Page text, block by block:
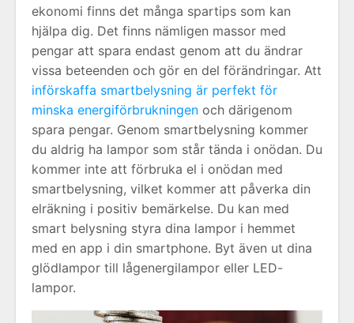
ekonomi finns det många spartips som kan
hjälpa dig. Det finns nämligen massor med
pengar att spara endast genom att du ändrar
vissa beteenden och gör en del förändringar. Att
införskaffa smartbelysning är perfekt för
minska energiförbrukningen och därigenom
spara pengar. Genom smartbelysning kommer
du aldrig ha lampor som står tända i onödan. Du
kommer inte att förbruka el i onödan med
smartbelysning, vilket kommer att påverka din
elräkning i positiv bemärkelse. Du kan med
smart belysning styra dina lampor i hemmet
med en app i din smartphone. Byt även ut dina
glödlampor till lågenergilampor eller LED-
lampor.